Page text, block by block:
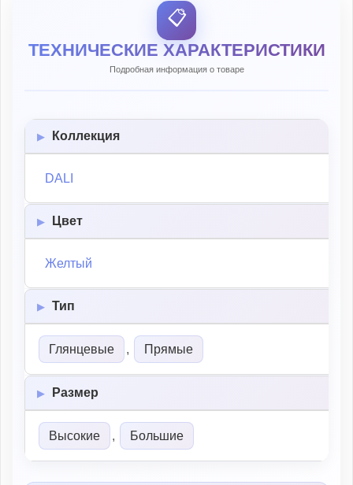
📋
ТЕХНИЧЕСКИЕ ХАРАКТЕРИСТИКИ
Подробная информация о товаре
Коллекция
DALI
Цвет
Желтый
Тип
Глянцевые , Прямые
Размер
Высокие , Большие